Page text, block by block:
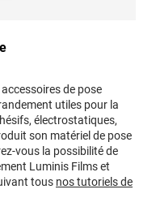
de pose
utiles pour la
électrostatiques,
son matériel de pose
vous la possibilité de
Luminis Films et
tous nos tutoriels de